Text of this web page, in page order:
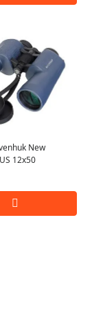
New
12x50